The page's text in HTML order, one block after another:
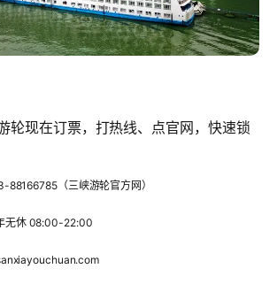
轮现在订票，打热线、点官网，快速锁
88166785（三峡游轮官方网）
无休 08:00-22:00